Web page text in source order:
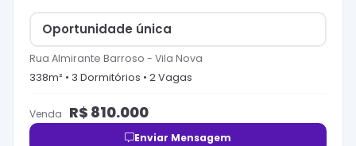
Oportunidade única
Rua Almirante Barroso - Vila Nova
338m² • 3 Dormitórios • 2Vagas
Venda R$ 810.000
Enviar Mensagem